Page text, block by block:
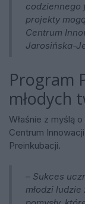
codziennego
projekty
Centrum
Jarosińska-
Program
młodych
Właśnie z myślą
Centrum
Preinkubacji.
– Sukces
młodzi